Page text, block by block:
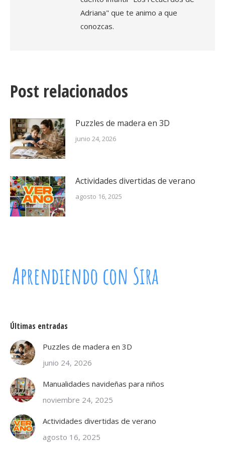
Adriana" que te animo a que
conozcas.
Post relacionados
Puzzles de madera en 3D
junio 24, 2026
Actividades divertidas de verano
agosto 16, 2025
Últimas entradas
Puzzles de madera en 3D
junio 24, 2026
Manualidades navideñas para niños
noviembre 24, 2025
Actividades divertidas de verano
agosto 16, 2025